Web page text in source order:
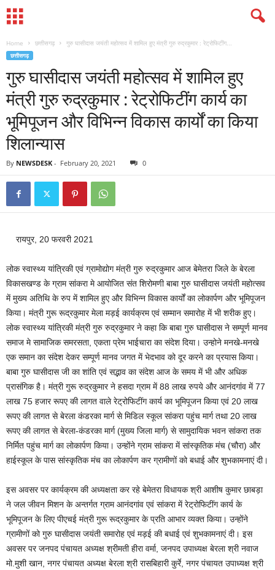
Home छत्तीसगढ़ गुरु घासीदास जयंती महोत्सव में शामिल हुए मंत्री गुरु रुद्रकुमार : रेट्रोफिटींग...
छत्तीसगढ़
गुरु घासीदास जयंती महोत्सव में शामिल हुए
मंत्री गुरु रुद्रकुमार : रेट्रोफिटींग कार्य का
भूमिपूजन और विभिन्न विकास कार्यों का किया
शिलान्यास
By NEWSDESK - February 20, 2021 0
रायपुर, 20 फरवरी 2021
लोक स्वास्थ्य यांत्रिकी एवं ग्रामोद्योग मंत्री गुरु रुद्रकुमार आज बेमेतरा जिले के बेरला
विकासखण्ड के ग्राम सांकरा मे आयोजित संत शिरोमणी बाबा गुरु घासीदास जयंती महोत्सव
में मुख्य अतिथि के रुप में शामिल हुए और विभिन्न विकास कार्यों का लोकार्पण और भूमिपूजन
किया। मंत्री गुरू रूद्रकुमार मेला मड़ई कार्यक्रम एवं सम्मान समारोह में भी शरीक हुए।
लोक स्वास्थ्य यांत्रिकी मंत्री गुरु रुद्रकुमार ने कहा कि बाबा गुरु घासीदास ने सम्पूर्ण मानव
समाज मे सामाजिक समरसता, एकता प्रेम भाईचारा का संदेश दिया। उन्होने मनखे-मनखे
एक समान का संदेश देकर सम्पूर्ण मानव जगत में भेदभाव को दूर करने का प्रयास किया।
बाबा गुरु घासीदास जी का शांति एवं सद्भाव का संदेश आज के समय में भी और अधिक
प्रासंगिक है। मंत्री गुरू रुद्रकुमार ने हसदा ग्राम में 88 लाख रुपये और आनंदगांव में 77
लाख 75 हजार रूपए की लागत वाले रेट्रोफिटींग कार्य का भूमिपूजन किया एवं 20 लाख
रूपए की लागत से बेरला कंडरका मार्ग से मिडिल स्कूल सांकरा पहुंच मार्ग तथा 20 लाख
रूपए की लागत से बेरला-कंडरका मार्ग (मुख्य जिला मार्ग) से सामुदायिक भवन सांकरा तक
निर्मित पहुंच मार्ग का लोकार्पण किया। उन्होंने ग्राम सांकरा में सांस्कृतिक मंच (चौरा) और
हाईस्कूल के पास सांस्कृतिक मंच का लोकार्पण कर ग्रामीणों को बधाई और शुभकामनाएं दी।
इस अवसर पर कार्यक्रम की अध्यक्षता कर रहे बेमेतरा विधायक श्री आशीष कुमार छाबड़ा
ने जल जीवन मिशन के अन्तर्गत ग्राम आनंदगांव एवं सांकरा में रेट्रोफिटींग कार्य के
भूमिपूजन के लिए पीएचई मंत्री गुरू रूद्रकुमार के प्रति आभार व्यक्त किया। उन्होंने
ग्रामीणों को गुरु घासीदास जयंती समारोह एवं मड़ई की बधाई एवं शुभकामनाएं दी। इस
अवसर पर जनपद पंचायत अध्यक्ष श्रीमती हीरा वर्मा, जनपद उपाध्यक्ष बेरला श्री नवाज
मो.मुशी खान, नगर पंचायत अध्यक्ष बेरला श्री रासबिहारी कुर्रे, नगर पंचायत उपाध्यक्ष श्री